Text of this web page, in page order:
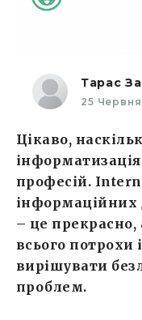
Тарас
25 Червня
Цікаво,
професій.
інформаційних
– це
всього потрохи
вирішувати
проблем.